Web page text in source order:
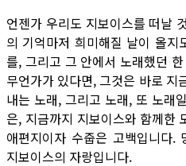
언젠가 우리도 지보이스를 떠날
의 기억마저 희미해질 날이 올지
를, 그리고 그 안에서 노래했던
무언가가 있다면, 그것은 바로 지
내는 노래, 그리고 노래, 또 노래
은, 지금까지 지보이스와 함께한
애편지이자 수줍은 고백입니다.
지보이스의 자랑입니다.